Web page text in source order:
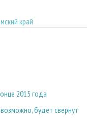
край
2015 года
будет свернут